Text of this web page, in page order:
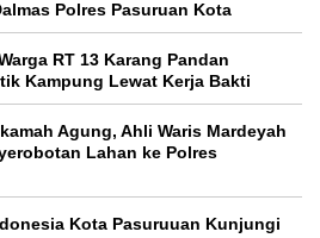
Polres Pasuruan Kota
RT 13 Karang Pandan
Kampung Lewat Kerja Bakti
Agung, Ahli Waris Mardeyah
Lahan ke Polres
Kota Pasuruuan Kunjungi